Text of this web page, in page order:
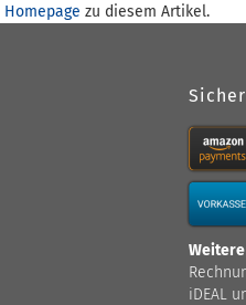
Homepage zu diesem Artikel.
iDEAL